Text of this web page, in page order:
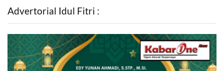
Advertorial Idul Fitri :